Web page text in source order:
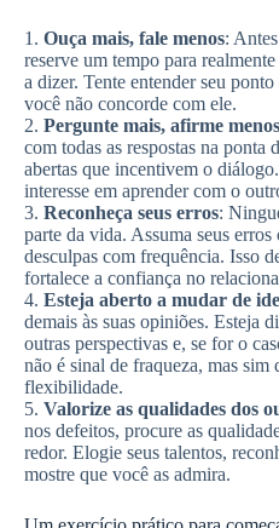
1. Ouça mais, fale menos:
reserve um tempo para
a dizer. Tente entender seu
você não concorde com ele.
2. Pergunte mais, afirme menos
com todas as respostas na ponta
abertas que incentivem o
interesse em aprender com o
3. Reconheça seus erros:
parte da vida. Assuma seus
desculpas com frequência. Isso
fortalece a confiança no
4. Esteja aberto a mudar de
demais às suas opiniões. Esteja
outras perspectivas e, se for o
não é sinal de fraqueza, mas sim
flexibilidade.
5. Valorize as qualidades dos
nos defeitos, procure as
redor. Elogie seus talentos,
mostre que você as admira.